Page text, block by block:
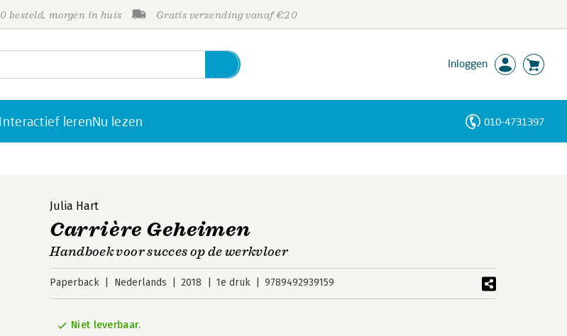
besteld, morgen in huis Gratis verzending vanaf €20
Inloggen
Interactief lerenNu lezen 010-4731397
Julia Hart
Carrière Geheimen
Handboek voor succes op de werkvloer
Paperback Nederlands 2018 1e druk 9789492939159
Niet leverbaar.
Personen